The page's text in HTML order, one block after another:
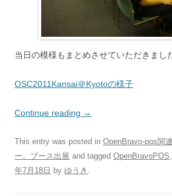
当日の模様もまとめさせていただきまし
OSC2011Kansai＠Kyotoの様子
Continue reading →
This entry was posted in OpenBravo-pos関連
ー、ブース出展 and tagged OpenBravoPOS,
年7月18日 by ゆうき .